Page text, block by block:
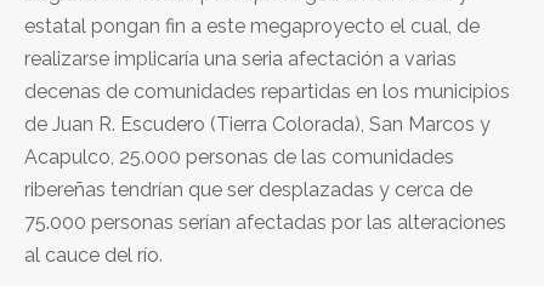
estatal pongan fin a este megaproyecto el cual, de
realizarse implicaría una seria afectación a varias
decenas de comunidades repartidas en los municipios
de Juan R. Escudero (Tierra Colorada), San Marcos y
Acapulco, 25.000 personas de las comunidades
ribereñas tendrían que ser desplazadas y cerca de
75.000 personas serían afectadas por las alteraciones
al cauce del río.